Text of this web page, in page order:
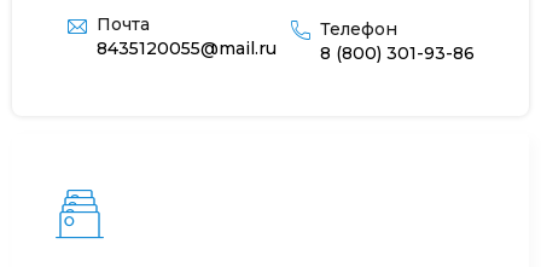
Почта
8435120055@mail.ru
Телефон
8 (800) 301-93-86